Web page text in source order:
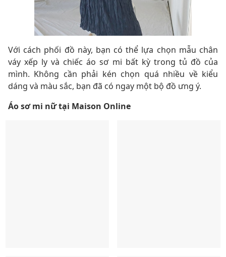
Với cách phối đồ này, bạn có thể lựa chọn mẫu chân
váy xếp ly và chiếc áo sơ mi bất kỳ trong tủ đồ của
mình. Không cần phải kén chọn quá nhiều về kiểu
dáng và màu sắc, bạn đã có ngay một bộ đồ ưng ý.
Áo sơ mi nữ tại Maison Online